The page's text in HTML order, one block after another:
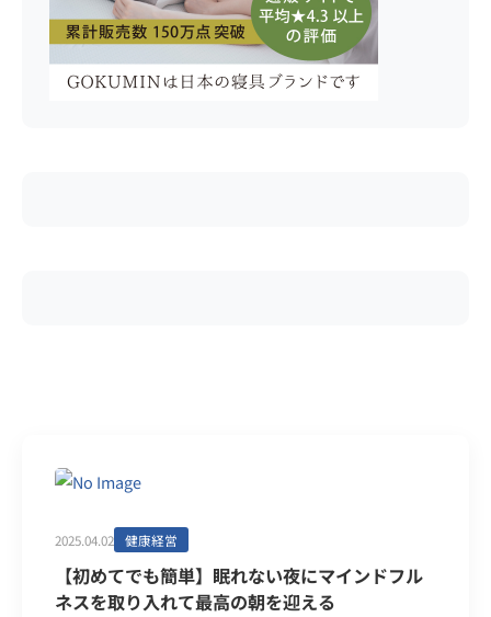
2025.04.02 健康経営
【初めてでも簡単】眠れない夜にマインドフル
ネスを取り入れて最高の朝を迎える